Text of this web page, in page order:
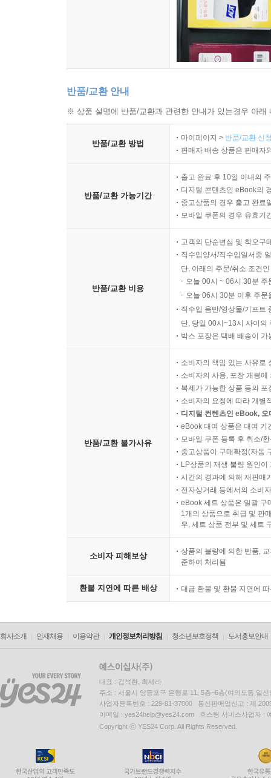
반품/교환 안내
※ 상품 설명에 반품/교환과 관련한 안내가 있는경우 아
반품/교환 방법
마이페이지 > 반품/교환 신
판매자 배송 상품은 판매자
반품/교환 가능기간
출고 완료 후 10일 이내의
디지털 콘텐츠인 eBook의
중고상품의 경우 출고 완료
모바일 쿠폰의 경우 유효기
반품/교환 비용
고객의 단순변심 및 착오구
직수입양서/직수입일서중
단, 아래의 주문/취소 조건
오늘 00시 ~ 06시 30분
오늘 06시 30분 이후 주
직수입 음반/영상물/기프트
단, 당일 00시~13시 사이의
박스 포장은 택배 배송이
반품/교환 불가사유
소비자의 책임 있는 사유로
소비자의 사용, 포장 개봉
복제가 가능한 상품 등의
소비자의 요청에 따라 개별
디지털 컨텐츠인 eBook,
eBook 대여 상품은 대여 기
모바일 쿠폰 등록 후 취소/
중고상품이 구매확정(자동
LP상품의 재생 불량 원인
시간의 경과에 의해 재판매
전자상거래 등에서의 소비
eBook 세트 상품은 일괄 구
1개의 상품으로 취급 및 판
우, 세트 상품 전부 및 세트
소비자 피해보상
상품의 불량에 의한 반품,
준하여 처리됨
환불 지연에 따른 배상 대금 환불 및 환불 지연에
회사소개 인재채용 이용약관 개인정보처리방침 청소년보호정책 도서홍보안내
대표 : 김석환, 최세라
주소 : 서울시 영등포구 은행로 11, 5층~6층(여의도동,일신
사업자등록번호 : 229-81-37000 통신판매업신고 : 제
이메일 : yes24help@yes24.com 호스팅 서비스사업자 :
Copyright ⓒ YES24 Corp. All Rights Reserved.